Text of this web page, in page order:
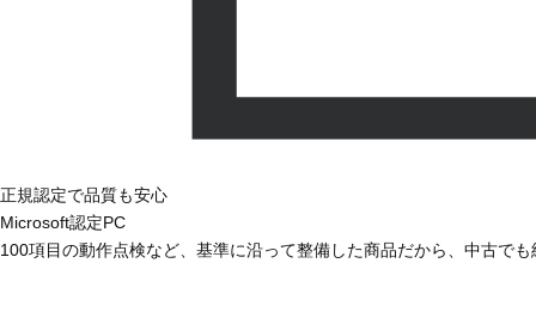
正規認定で品質も安心
Microsoft認定PC
100項目の動作点検など、基準に沿って整備した商品だから、中古で